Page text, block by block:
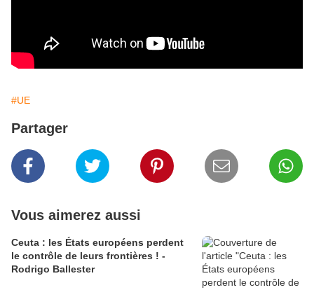
#UE
Partager
Vous aimerez aussi
Ceuta : les États européens perdent
le contrôle de leurs frontières ! -
Rodrigo Ballester